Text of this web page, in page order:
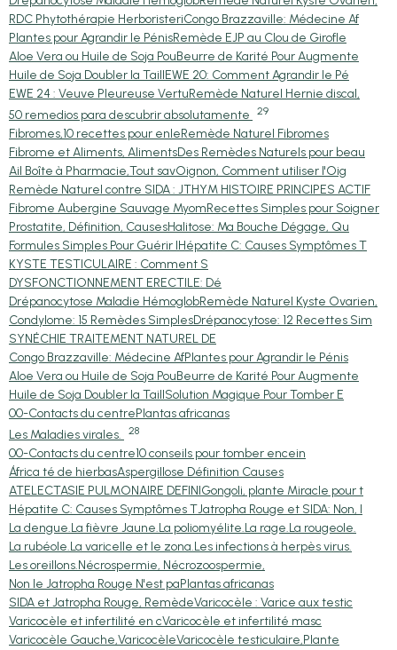
RDC Phytothérapie HerboristeriCongo Brazzaville: Médecine Af
Plantes pour Agrandir le PénisRemède EJP au Clou de Girofle
Aloe Vera ou Huile de Soja PouBeurre de Karité Pour Augmente
Huile de Soja Doubler la TaillEWE 20: Comment Agrandir le Pé
EWE 24 : Veuve Pleureuse VertuRemède Naturel Hernie discal,
50 remedios para descubrir absolutamente
29
Fibromes,10 recettes pour enleRemède Naturel Fibromes
Fibrome et Aliments, AlimentsDes Remèdes Naturels pour beau
Ail Boîte à Pharmacie,Tout savOignon, Comment utiliser l'Oig
Remède Naturel contre SIDA : JTHYM HISTOIRE PRINCIPES ACTIF
Fibrome Aubergine Sauvage MyomRecettes Simples pour Soigner
Prostatite, Définition, CausesHalitose: Ma Bouche Dégage, Qu
Formules Simples Pour Guérir lHépatite C: Causes Symptômes T
KYSTE TESTICULAIRE : Comment S
DYSFONCTIONNEMENT ERECTILE: Dé
Drépanocytose Maladie HémoglobRemède Naturel Kyste Ovarien,
Condylome: 15 Remèdes SimplesDrépanocytose: 12 Recettes Sim
SYNÉCHIE TRAITEMENT NATUREL DE
Congo Brazzaville: Médecine AfPlantes pour Agrandir le Pénis
Aloe Vera ou Huile de Soja PouBeurre de Karité Pour Augmente
Huile de Soja Doubler la TaillSolution Magique Pour Tomber E
00-Contacts du centrePlantas africanas
Les Maladies virales.
28
00-Contacts du centre10 conseils pour tomber encein
África té de hierbasAspergillose Définition Causes
ATELECTASIE PULMONAIRE DEFINIGongoli, plante Miracle pour t
Hépatite C: Causes Symptômes TJatropha Rouge et SIDA: Non, l
La dengue.La fièvre Jaune.La poliomyélite.La rage.La rougeole.
La rubéole.La varicelle et le zona.Les infections à herpès virus.
Les oreillons.Nécrospermie, Nécrozoospermie,
Non le Jatropha Rouge N'est paPlantas africanas
SIDA et Jatropha Rouge, RemèdeVaricocèle : Varice aux testic
Varicocèle et infertilité en cVaricocèle et infertilité masc
Varicocèle Gauche,VaricocèleVaricocèle testiculaire,Plante